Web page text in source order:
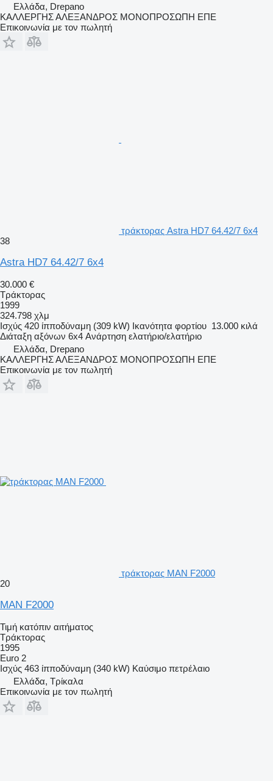
Ελλάδα, Drepano
ΚΑΛΛΕΡΓΗΣ ΑΛΕΞΑΝΔΡΟΣ ΜΟΝΟΠΡΟΣΩΠΗ ΕΠΕ
Επικοινωνία με τον πωλητή
τράκτορας Astra HD7 64.42/7 6x4
38
Astra HD7 64.42/7 6x4
30.000 €
Τράκτορας
1999
324.798 χλμ
Ισχύς 420 ίπποδύναμη (309 kW) Ικανότητα φορτίου 13.000 κιλά
Διάταξη αξόνων 6x4 Ανάρτηση ελατήριο/ελατήριο
Ελλάδα, Drepano
ΚΑΛΛΕΡΓΗΣ ΑΛΕΞΑΝΔΡΟΣ ΜΟΝΟΠΡΟΣΩΠΗ ΕΠΕ
Επικοινωνία με τον πωλητή
τράκτορας MAN F2000
20
MAN F2000
Τιμή κατόπιν αιτήματος
Τράκτορας
1995
Euro 2
Ισχύς 463 ίπποδύναμη (340 kW) Καύσιμο πετρέλαιο
Ελλάδα, Τρίκαλα
Επικοινωνία με τον πωλητή